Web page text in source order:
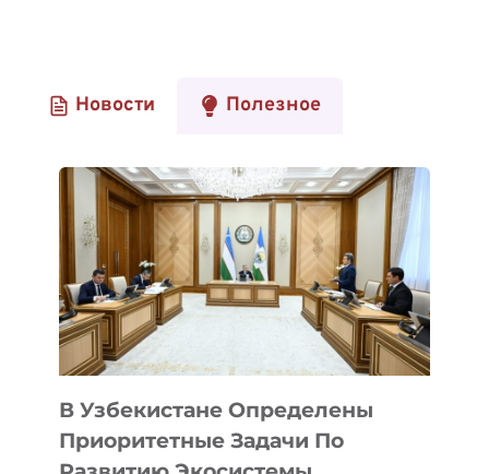
Новости Полезное
В Узбекистане Определены
Приоритетные Задачи По